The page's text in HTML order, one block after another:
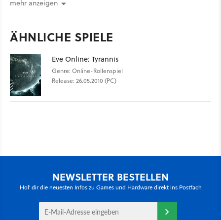
mehr anzeigen
ÄHNLICHE SPIELE
Eve Online: Tyrannis
Genre: Online-Rollenspiel
Release: 26.05.2010 (PC)
NEWSLETTER BESTELLEN
Hol' dir die neuesten Infos zu Games und Hardware direkt ins Postfach